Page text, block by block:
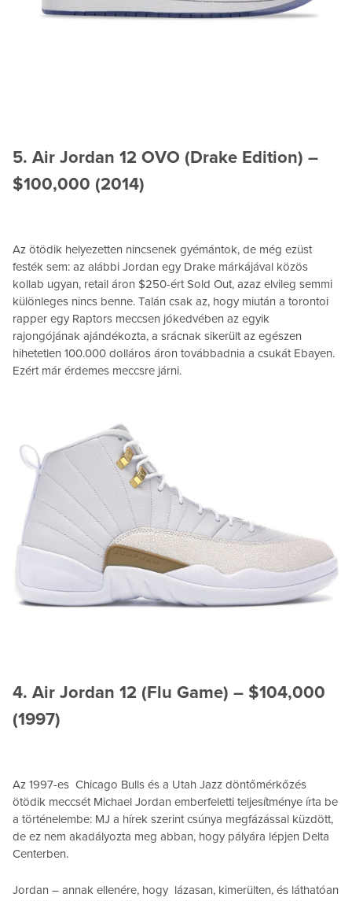
5. Air Jordan 12 OVO (Drake Edition) –
$100,000 (2014)
Az ötödik helyezetten nincsenek gyémántok, de még ezüst
festék sem: az alábbi Jordan egy Drake márkájával közös
kollab ugyan, retail áron $250-ért Sold Out, azaz elvileg semmi
különleges nincs benne. Talán csak az, hogy miután a torontoi
rapper egy Raptors meccsen jókedvében az egyik
rajongójának ajándékozta, a srácnak sikerült az egészen
hihetetlen 100.000 dolláros áron továbbadnia a csukát Ebayen.
Ezért már érdemes meccsre járni.
4. Air Jordan 12 (Flu Game) – $104,000
(1997)
Az 1997-es Chicago Bulls és a Utah Jazz döntőmérkőzés
ötödik meccsét Michael Jordan emberfeletti teljesítménye írta be
a történelembe: MJ a hírek szerint csúnya megfázással küzdött,
de ez nem akadályozta meg abban, hogy pályára lépjen Delta
Centerben.
Jordan – annak ellenére, hogy lázasan, kimerülten, és láthatóan